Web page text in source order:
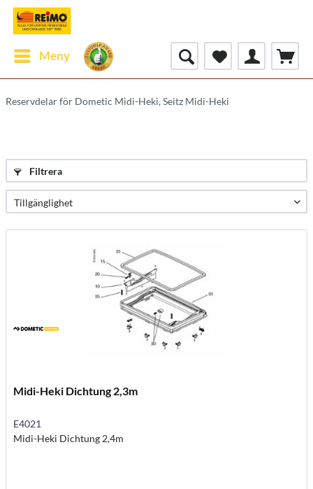
Meny
Reservdelar för Dometic Midi-Heki, Seitz Midi-Heki
Filtrera
Midi-Heki Dichtung 2,3m
E4021
Midi-Heki Dichtung 2,4m